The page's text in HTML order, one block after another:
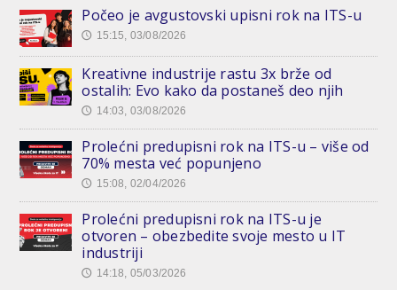
Počeo je avgustovski upisni rok na ITS-u
🕔 15:15, 03/08/2026
Kreativne industrije rastu 3x brže od
ostalih: Evo kako da postaneš deo njih
🕔 14:03, 03/08/2026
Prolećni predupisni rok na ITS-u – više od
70% mesta već popunjeno
🕔 15:08, 02/04/2026
Prolećni predupisni rok na ITS-u je
otvoren – obezbedite svoje mesto u IT
industriji
🕔 14:18, 05/03/2026